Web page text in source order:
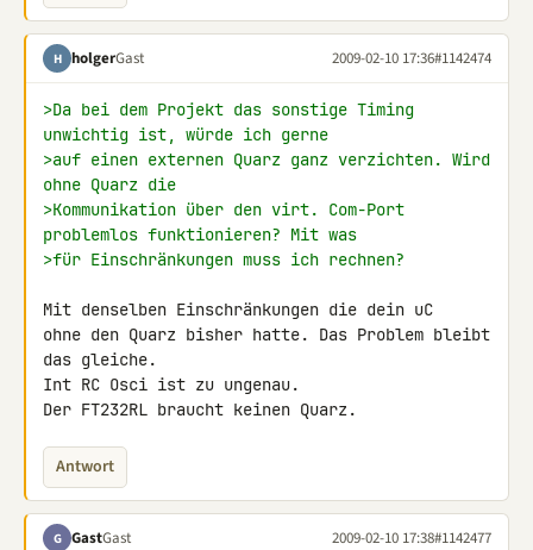
H holgerGast 2009-02-10 17:36#1142474
>Da bei dem Projekt das sonstige Timing
unwichtig ist, würde ich gerne
>auf einen externen Quarz ganz verzichten. Wird
ohne Quarz die
>Kommunikation über den virt. Com-Port
problemlos funktionieren? Mit was
>für Einschränkungen muss ich rechnen?
Mit denselben Einschränkungen die dein uC
ohne den Quarz bisher hatte. Das Problem bleibt
das gleiche.
Int RC Osci ist zu ungenau.
Der FT232RL braucht keinen Quarz.
Antwort
G GastGast 2009-02-10 17:38#1142477